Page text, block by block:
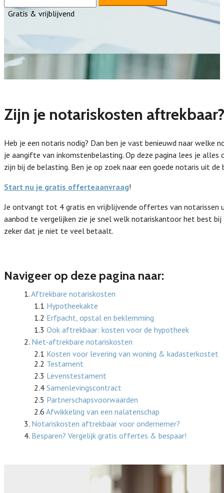
Gratis & vrijblijvend
Zijn je notariskosten aftrekbaar?
Heb je een notaris nodig? Dan ben je vast benieuwd naar welke
je aangifte van inkomstenbelasting. Op deze pagina lees je
zijn bij de belasting. Ben je op zoek naar een goede notaris uit de
Start nu je gratis offerteaanvraag!
Je ontvangt tot 4 gratis en vrijblijvende offertes van notarissen
aanbod te vergelijken zie je snel welk notariskantoor het best
zeker dat je niet te veel betaalt.
Navigeer op deze pagina naar:
1.Aftrekbare notariskosten
1.1 Hypotheekakte
1.2 Erfpacht, opstal en beklemming
1.3 Ook aftrekbaar: kosten voor de hypotheek
2. Niet-aftrekbare notariskosten
2.1 Kosten voor levering van woning & kadasterkostet
2.2 Testament
2.3 Levenstestament
2.4 Samenlevingscontract
2.5 Partnerschapsvoorwaarden
2.6 Afwikkeling van een nalatenschap
3. Notariskosten aftrekbaar voor ondernemer?
4. Besparen? Vergelijk gratis offertes & bespaar!